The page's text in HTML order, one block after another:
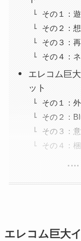
その１：
その２：
その３：
その４：
エレコム巨
ット
その１：
その２：
その３：
その４：
エレコム巨大